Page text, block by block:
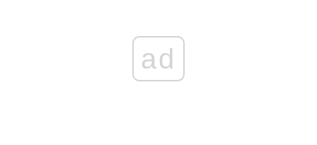
ad